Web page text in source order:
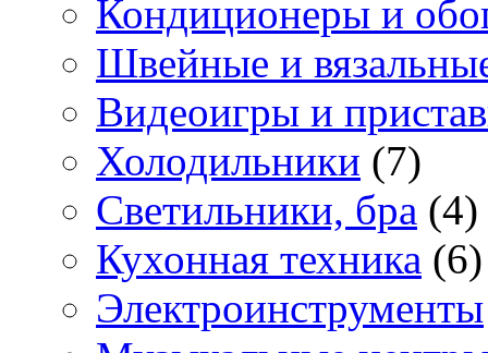
Кондиционеры и
Швейные и
Видеоигры и
Холодильники (7)
Светильники, бра (4)
Кухонная техника (6)
Электроинструменты